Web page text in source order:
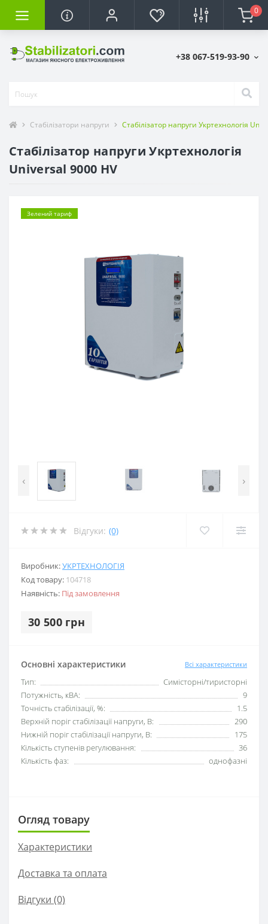
0
+38 067-519-93-90
Стабілізатори напруги Стабілізатор напруги Укртехнологія
Стабілізатор напруги Укртехнологія
Universal 9000 HV
Зелений тариф
‹ ›
Відгуки: (0)
Виробник:УКРТЕХНОЛОГІЯ
Код товару: 104718
Наявність: Під замовлення
30 500 грн
Основні характеристики Всі характеристики
Тип:
Симісторні/тиристорні
Потужність, кВА:
9
Точність стабілізації, %:
1.5
Верхній поріг стабілізації напруги, В:
290
Нижній поріг стабілізації напруги, В:
175
Кількість ступенів регулювання:
36
Кількість фаз:
однофазні
Огляд товару
Характеристики
Доставка та оплата
Відгуки (0)